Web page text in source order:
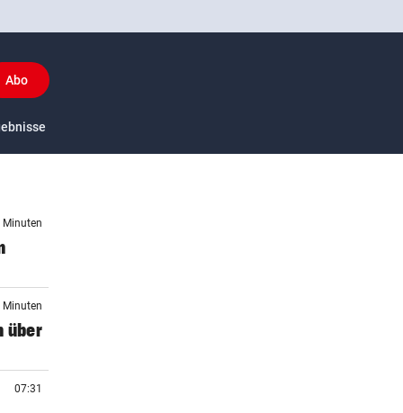
Abo
US-Sport
Minuten
Minuten
über
07:31